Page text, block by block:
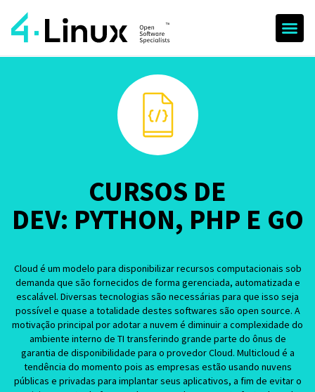
CURSOS DE
DEV: PYTHON, PHP E GO
Cloud é um modelo para disponibilizar recursos computacionais sob
demanda que são fornecidos de forma gerenciada, automatizada e
escalável. Diversas tecnologias são necessárias para que isso seja
possível e quase a totalidade destes softwares são open source. A
motivação principal por adotar a nuvem é diminuir a complexidade do
ambiente interno de TI transferindo grande parte do ônus de
garantia de disponibilidade para o provedor Cloud. Multicloud é a
tendência do momento pois as empresas estão usando nuvens
públicas e privadas para implantar seus aplicativos, a fim de evitar o